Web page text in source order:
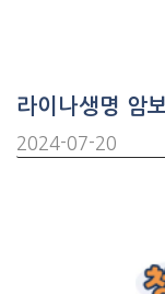
라이나생명 암
2024-07-20